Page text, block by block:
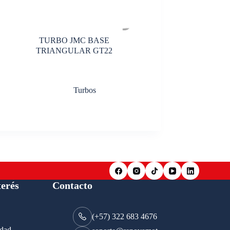
TURBO JMC BASE
TRIANGULAR GT22
Turbos
Contacto
(+57) 322 683 4676